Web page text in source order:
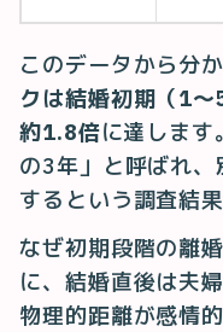
このデータから分
クは結婚初期（1
約1.8倍に達しま
の3年」と呼ばれ
するという調査結
なぜ初期段階の離
に、結婚直後は夫
物理的距離が感情